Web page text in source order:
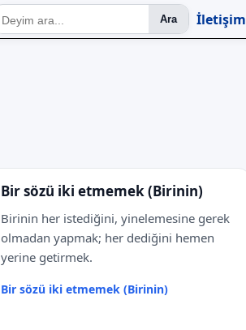
Ara İletişim
Bir sözü iki etmemek (Birinin)
Birinin her istediğini, yinelemesine gerek
olmadan yapmak; her dediğini hemen
yerine getirmek.
Bir sözü iki etmemek (Birinin)